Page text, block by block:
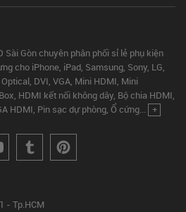
Sài Gòn chuyên phân phối sỉ lẻ phụ kiện
cho iPhone, iPad, Samsung, Sony, LG,
DVI, VGA, Mini HDMI, Mini
HDMI kết nối không dây, Bộ chia HDMI,
HDMI, Pin sạc dự phòng, Ổ cứng... +
- Tp.HCM